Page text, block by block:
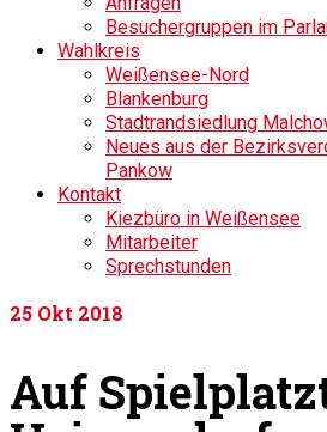
Besuchergruppen im
Wahlkreis
Weißensee-Nord
Blankenburg
Stadtrandsiedlung
Neues aus der
Pankow
Kontakt
Kiezbüro in Weißensee
Mitarbeiter
Sprechstunden
25 Okt 2018
Auf